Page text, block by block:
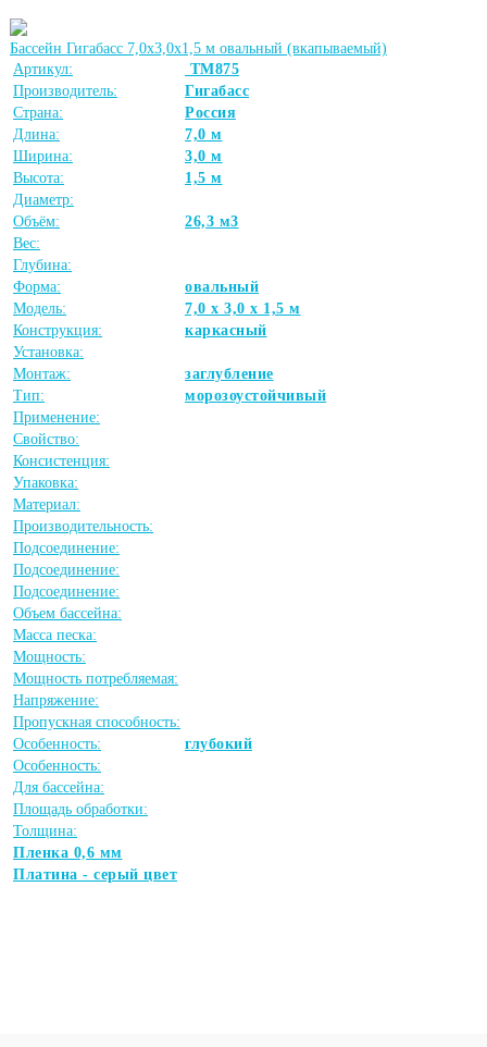
Бассейн Гигабасс 7,0х3,0х1,5 м овальный (вкапываемый)
Артикул:
ТМ875
Производитель:
Гигабасс
Страна:
Россия
Длина:
7,0 м
Ширина:
3,0 м
Высота:
1,5 м
Диаметр:
Объём:
26,3 м3
Вес:
Глубина:
Форма:
овальный
Модель:
7,0 х 3,0 х 1,5 м
Конструкция:
каркасный
Установка:
Монтаж:
заглубление
Тип:
морозоустойчивый
Применение:
Свойство:
Консистенция:
Упаковка:
Материал:
Производительность:
Подсоединение:
Подсоединение:
Подсоединение:
Объем бассейна:
Масса песка:
Мощность:
Мощность потребляемая:
Напряжение:
Пропускная способность:
Особенность:
глубокий
Особенность:
Для бассейна:
Площадь обработки:
Толщина:
Пленка 0,6 мм
Платина - серый цвет